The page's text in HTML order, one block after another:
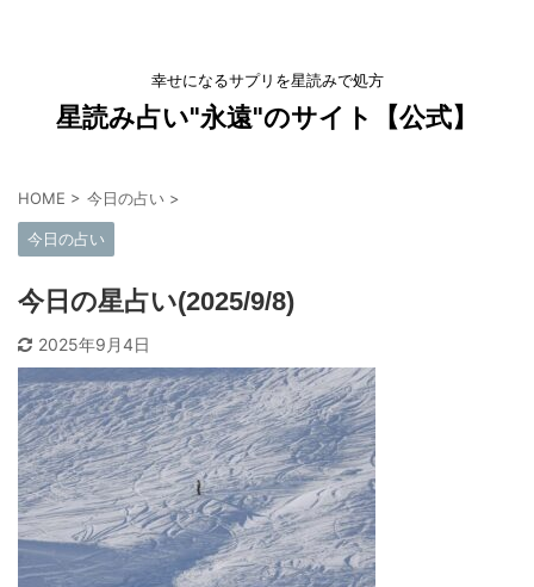
幸せになるサプリを星読みで処方
星読み占い"永遠"のサイト【公式】
HOME > 今日の占い >
今日の占い
今日の星占い(2025/9/8)
2025年9月4日